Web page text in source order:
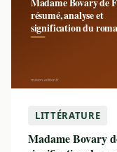
LITTÉRATURE
Madame Bovary